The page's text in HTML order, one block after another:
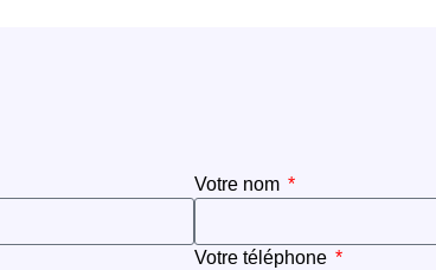
Votre nom
Votre téléphone